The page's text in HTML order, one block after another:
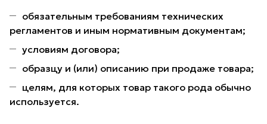
обязательным требованиям технических
регламентов и иным нормативным документам;
условиям договора;
образцу и (или) описанию при продаже товара;
целям, для которых товар такого рода обычно
используется.